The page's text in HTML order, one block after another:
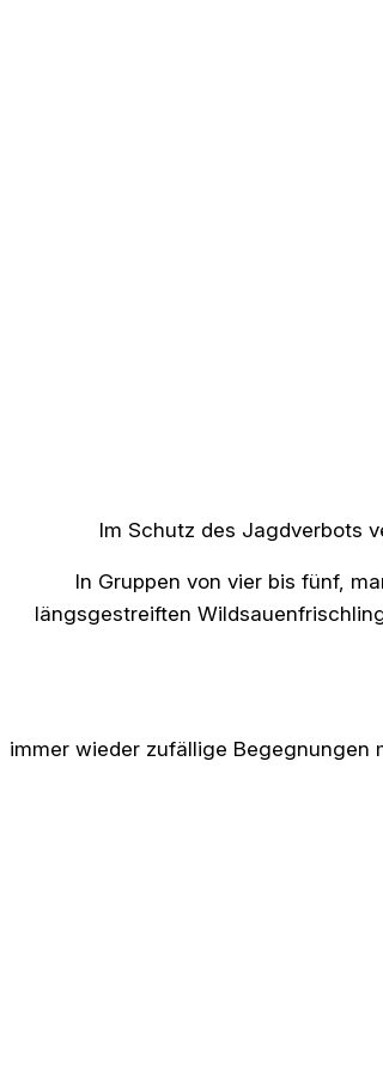
Im Schutz des Jagdverbots
In Gruppen von vier bis fünf,
längsgestreiften
immer wieder zufällige Begegnungen